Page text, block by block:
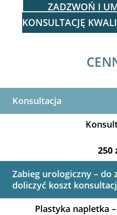
ZADZWOŃ I
KONSULTACJĘ
Konsultacja
250
Zabieg urologiczny – do
doliczyć koszt
Plastyka napletka